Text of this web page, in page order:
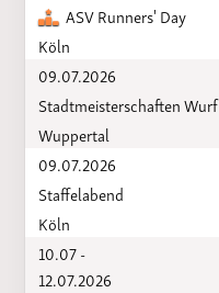
ASV Runners' Day
Köln
09.07.2026
Stadtmeisterschaften Wurf
Wuppertal
09.07.2026
Staffelabend
Köln
10.07 -
12.07.2026